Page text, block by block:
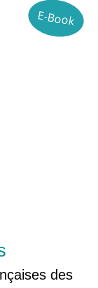
E-Book
des